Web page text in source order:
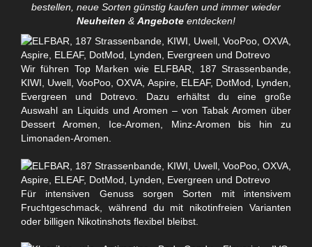
bestellen, neue Sorten günstig kaufen und immer wieder
Neuheiten & Angebote entdecken!
Wir führen Top Marken wie ELFBAR, 187 Strassenbande,
KIWI, Uwell, VooPoo, OXVA, Aspire, ELEAF, DotMod, Lynden,
Evergreen und Dotrevo. Dazu erhältst du eine große
Auswahl an Liquids und Aromen – von Tabak Aromen über
Dessert Aromen, Ice-Aromen, Minz-Aromen bis hin zu
Limonaden-Aromen.
Für intensiven Genuss sorgen Sorten mit intensivem
Fruchtgeschmack, während du mit nikotinfreien Varianten
oder billigen Nikotinshots flexibel bleibst.